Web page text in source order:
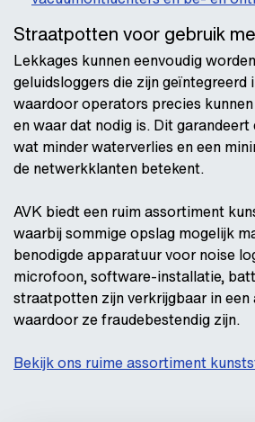
Straatpotten voor gebruik
Lekkages kunnen eenvoudig
geluidsloggers die zijn
waardoor operators precies
en waar dat nodig is. Dit
wat minder waterverlies en een
de netwerkklanten betekent.
AVK biedt een ruim assortiment
waarbij sommige opslag mogelijk
benodigde apparatuur voor noise
microfoon, software-installatie,
straatpotten zijn verkrijgbaar in een
waardoor ze fraudebestendig zijn.
Bekijk ons ruime assortiment